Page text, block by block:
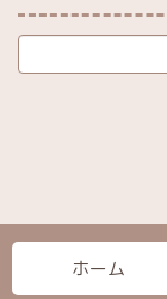
ホーム